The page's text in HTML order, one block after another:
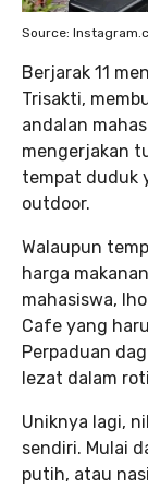
Source:
Berjarak 11
Trisakti,
andalan
mengerjakan
tempat duduk
outdoor.
Walaupun
harga
mahasiswa,
Cafe yang
Perpaduan
lezat dalam
Uniknya lagi,
sendiri. Mulai
putih, atau